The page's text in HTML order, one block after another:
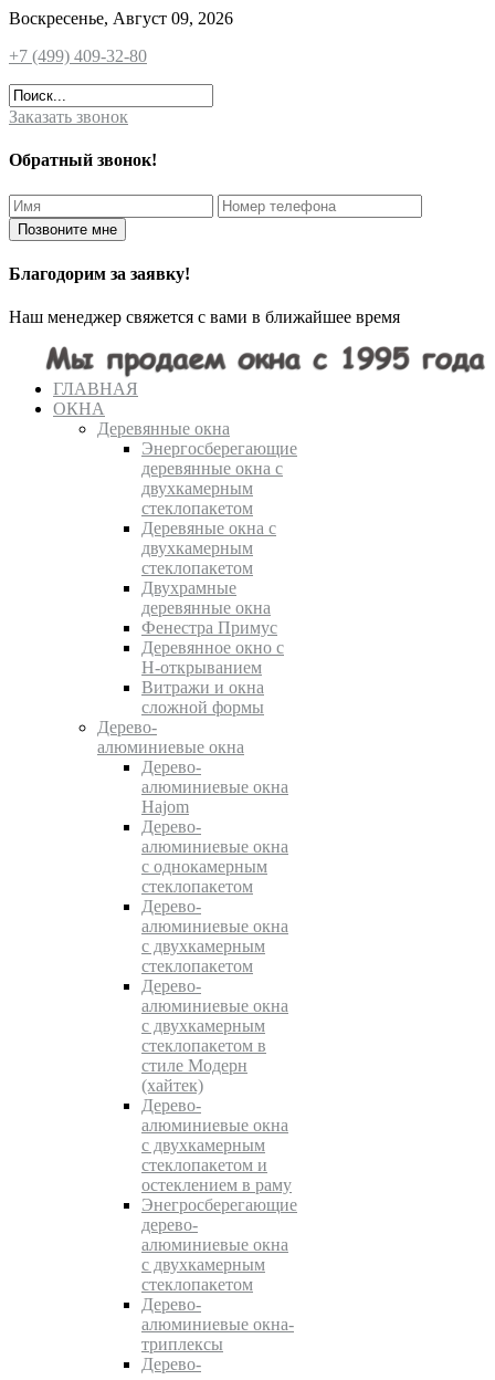
Воскресенье, Август 09, 2026
+7 (499) 409-32-80
Заказать звонок
Обратный звонок!
Благодорим за заявку!
Наш менеджер свяжется с вами в ближайшее время
ГЛАВНАЯ
ОКНА
Деревянные окна
Энергосберегающие
деревянные окна с
двухкамерным
стеклопакетом
Деревяные окна с
двухкамерным
стеклопакетом
Двухрамные
деревянные окна
Фенестра Примус
Деревянное окно с
Н-открыванием
Витражи и окна
сложной формы
Дерево-
алюминиевые окна
Дерево-
алюминиевые окна
Hajom
Дерево-
алюминиевые окна
с однокамерным
стеклопакетом
Дерево-
алюминиевые окна
с двухкамерным
стеклопакетом
Дерево-
алюминиевые окна
с двухкамерным
стеклопакетом в
стиле Модерн
(хайтек)
Дерево-
алюминиевые окна
c двухкамерным
стеклопакетом и
остеклением в раму
Энегросберегающие
дерево-
алюминиевые окна
c двухкамерным
стеклопакетом
Дерево-
алюминиевые окна-
триплексы
Дерево-